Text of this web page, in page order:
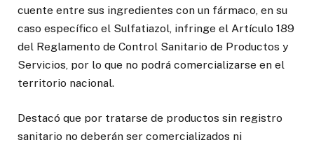
cuente entre sus ingredientes con un fármaco, en su
caso específico el Sulfatiazol, infringe el Artículo 189
del Reglamento de Control Sanitario de Productos y
Servicios, por lo que no podrá comercializarse en el
territorio nacional.
Destacó que por tratarse de productos sin registro
sanitario no deberán ser comercializados ni